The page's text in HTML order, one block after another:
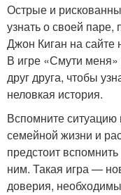
Острые и
узнать о своей
Джон Киган на
В игре «Смути
друг друга, чтобы
неловкая история.
Вспомните ситуацию
семейной жизни и
предстоит
ним. Такая игра —
доверия,